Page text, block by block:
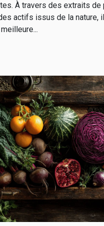
À travers des extraits de
actifs issus de la nature,